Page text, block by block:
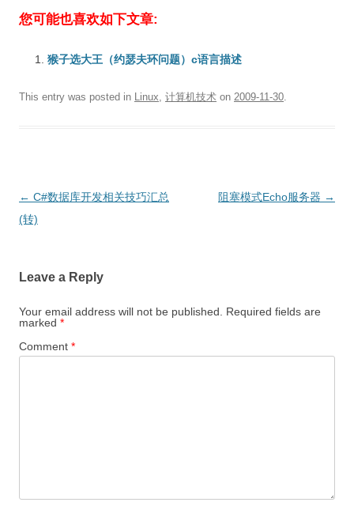
您可能也喜欢如下文章:
猴子选大王（约瑟夫环问题）c语言描述
This entry was posted in Linux, 计算机技术 on 2009-11-30.
Post
navigation
← C#数据库开发相关技巧汇总
(转)
阻塞模式Echo服务器 →
Leave a Reply
Your email address will not be published.
Required fields are
marked *
Comment *